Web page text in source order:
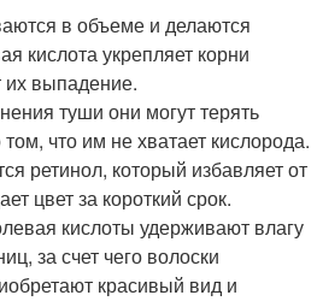
в объеме и делаются
кислота укрепляет корни
выпадение.
туши они могут терять
что им не хватает кислорода.
ретинол, который избавляет от
цвет за короткий срок.
кислоты удерживают влагу
за счет чего волоски
красивый вид и